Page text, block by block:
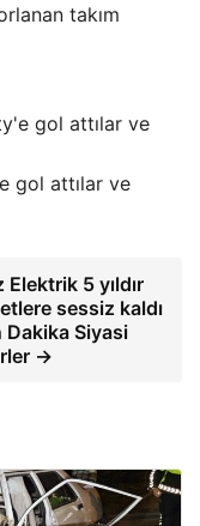
takım
gol attılar ve
Elektrik 5 yıldır
sessiz kaldı
Dakika Siyasi
→